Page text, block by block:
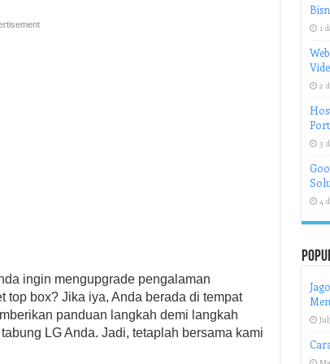
ingin mengupgrade pengalaman
top box? Jika iya, Anda berada di tempat
panduan langkah demi langkah
LG Anda. Jadi, tetaplah bersama kami
1
2
3
4